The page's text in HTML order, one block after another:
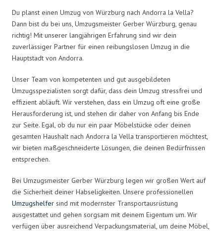
Du planst einen Umzug von Würzburg nach Andorra la Vella?
Dann bist du bei uns, Umzugsmeister Gerber Würzburg, genau
richtig! Mit unserer langjährigen Erfahrung sind wir dein
zuverlässiger Partner für einen reibungslosen Umzug in die
Hauptstadt von Andorra.
Unser Team von kompetenten und gut ausgebildeten
Umzugsspezialisten sorgt dafür, dass dein Umzug stressfrei und
effizient abläuft. Wir verstehen, dass ein Umzug oft eine große
Herausforderung ist, und stehen dir daher von Anfang bis Ende
zur Seite. Egal, ob du nur ein paar Möbelstücke oder deinen
gesamten Haushalt nach Andorra la Vella transportieren möchtest,
wir bieten maßgeschneiderte Lösungen, die deinen Bedürfnissen
entsprechen.
Bei Umzugsmeister Gerber Würzburg legen wir großen Wert auf
die Sicherheit deiner Habseligkeiten. Unsere professionellen
Umzugshelfer sind mit modernster Transportausrüstung
ausgestattet und gehen sorgsam mit deinem Eigentum um. Wir
verfügen über ausreichend Verpackungsmaterial, um deine Möbel,